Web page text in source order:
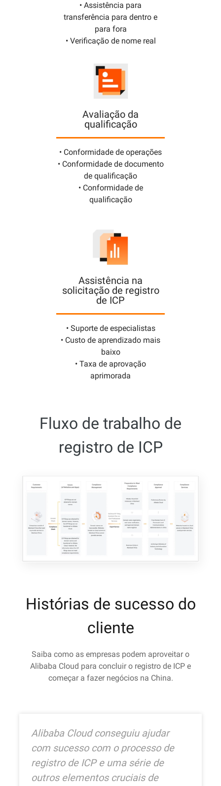
• Assistência para
transferência para dentro e
para fora
• Verificação de nome real
Avaliação da
qualificação
• Conformidade de operações
• Conformidade de documento
de qualificação
• Conformidade de
qualificação
Assistência na
solicitação de registro
de ICP
• Suporte de especialistas
• Custo de aprendizado mais
baixo
• Taxa de aprovação
aprimorada
Fluxo de trabalho de
registro de ICP
Histórias de sucesso do
cliente
Saiba como as empresas podem aproveitar o
Alibaba Cloud para concluir o registro de ICP e
começar a fazer negócios na China.
Alibaba Cloud conseguiu ajudar
com sucesso com o processo de
registro de ICP e uma série de
outros elementos cruciais de